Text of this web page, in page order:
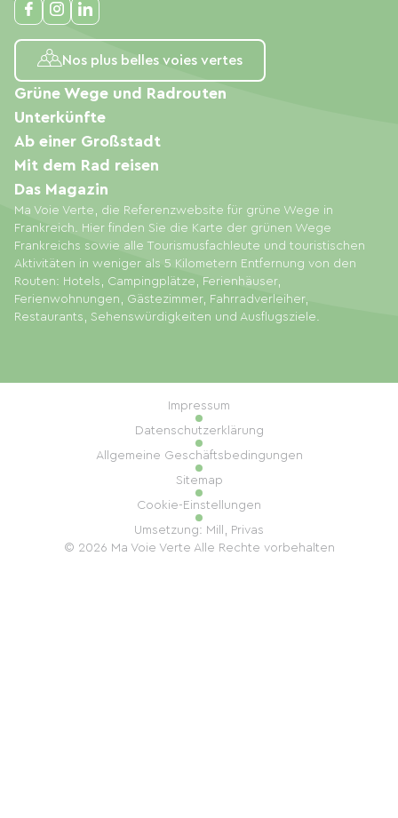
Nos plus belles voies vertes
Ma Voie Verte, die Referenzwebsite für grüne Wege in
Frankreich. Hier finden Sie die Karte der grünen Wege
Frankreichs sowie alle Tourismusfachleute und touristischen
Aktivitäten in weniger als 5 Kilometern Entfernung von den
Routen: Hotels, Campingplätze, Ferienhäuser,
Ferienwohnungen, Gästezimmer, Fahrradverleiher,
Restaurants, Sehenswürdigkeiten und Ausflugsziele.
Grüne Wege und Radrouten
Unterkünfte
Ab einer Großstadt
Mit dem Rad reisen
Das Magazin
© 2026 Ma Voie Verte Alle Rechte vorbehalten
Impressum
Datenschutzerklärung
Allgemeine Geschäftsbedingungen
Sitemap
Cookie-Einstellungen
Umsetzung: Mill, Privas